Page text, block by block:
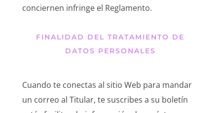
conciernen infringe el Reglamento.
FINALIDAD DEL TRATAMIENTO DE
DATOS PERSONALES
Cuando te conectas al sitio Web para mandar
un correo al Titular, te suscribes a su boletín